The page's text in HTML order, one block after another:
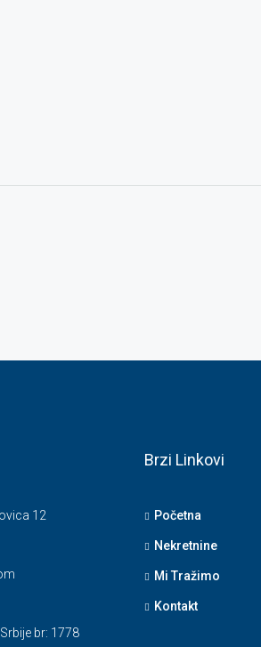
12
br: 1778
Brzi Linkovi
Početna
Nekretnine
Mi Tražimo
Kontakt